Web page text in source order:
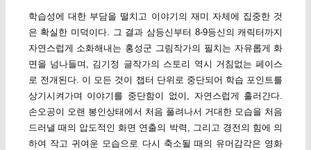
학습성에 대한 부담을 떨치고 이야기의 재미 자체에 집중한 것
은 확실한 미덕이다. 그 결과 삼등신부터 8-9등신의 캐릭터까지
자연스럽게 소화해내는 홍성군 그림작가의 필치는 자유롭게 화
면을 넘나들며, 김기정 글작가의 스토리 역시 거침없는 페이스
로 전개된다. 이 모든 것이 챕터 단위로 중단되어 학습 포인트를
상기시켜가며 이야기를 중단함이 없이, 자연스럽게 흘러간다.
손오공이 오랜 봉인상태에서 처음 풀려나서 거대한 모습을 처음
드러낼 때의 압도적인 화면 연출의 박력, 그리고 경전의 힘에 의
하여 작고 귀여운 모습으로 다시 축소될 때의 유머감각은 영화